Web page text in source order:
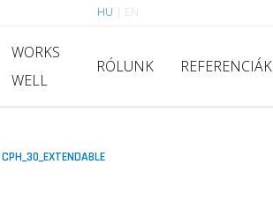
HU EN
WORKS
WELL
RÓLUNK REFERENCIÁK
CPH_30_EXTENDABLE